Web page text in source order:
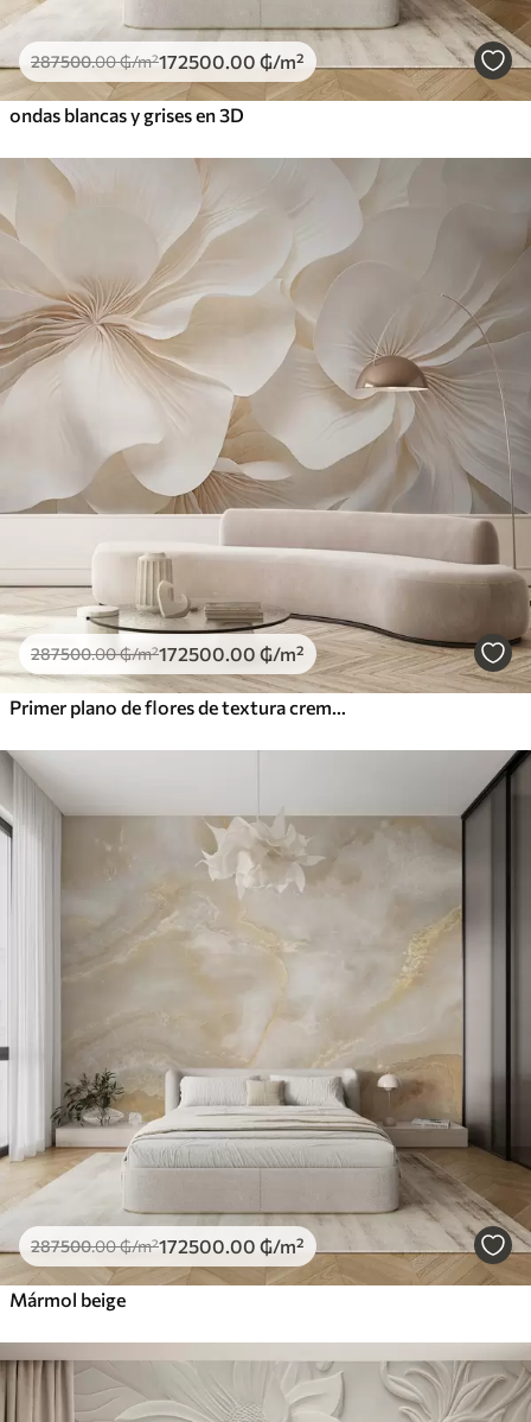
287500.00₲/m²172500 .00 ₲/m²
ondas blancas y grises en 3D
287500.00₲/m²172500 .00 ₲/m²
287500.00₲/m²172500 .00 ₲/m²
Mármol beige